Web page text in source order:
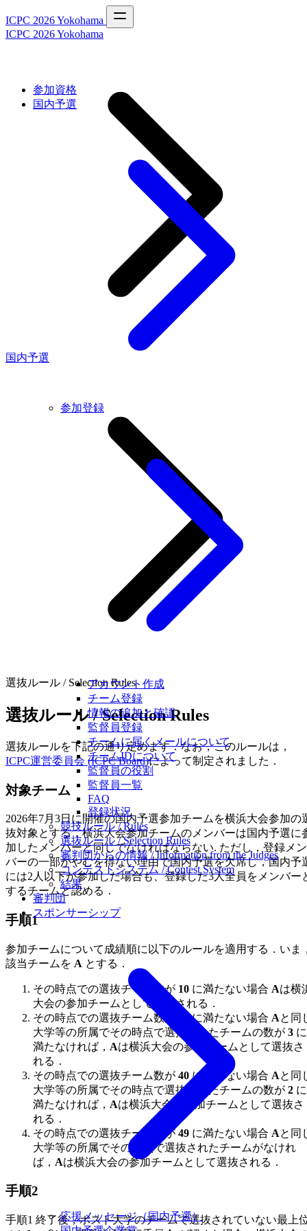
ICPC 2026 Yokohama
参加資格
国内予選
参加登録
アカウント作成
チーム登録
情報の追加と確認
監督員登録
チームに届くメールについて
チームIDについて
監督員の役割
監督員一覧
FAQ
登録状況
競技ルール / Rules
選抜ルール / Selection Rules
審判団からの情報 / Information from the Judges
コンテストシステム / Contest System
結果
審判団
スポンサーシップ
応援メッセージ（国内予選）
ICPC 2026 Yokohama
国内予選
選抜ルール / Selection Rules
選抜ルール / Selection Rules
選抜ルールを下記の通り定めます．なお，このルールは，
ICPC運営委員会 (ICPC Board)によって制定されました．
対象チーム
2026年7月3日に開催の国内予選参加チームを横浜大会参加の
抜対象とする．横浜大会参加チームのメンバーは国内予選に
加したメンバーと同じでなければならない. ただし，登録メン
バーの一部がやむを得ない理由で国内予選を欠席し，国内予
には2人以下が参加した場合も、登録した3人全員をメンバー
するチームと認める．
手順1
参加チームについて成績順に以下のルールを適用する．いま
該当チームを A とする．
その時点での選抜チーム数が 10 に満たない場合 Aは横
大会の参加チームとして選抜される．
その時点での選抜チーム数が
に満たない場合 Aと同
大学等の所属でその時点で選抜されたチームの数が 3 に
満たなければ， Aは横浜大会の参加チームとして選抜さ
れる．
その時点での選抜チーム数が 40 に満たない場合 Aと同
大学等の所属でその時点で選抜されたチームの数が 2 に
満たなければ， Aは横浜大会の参加チームとして選抜さ
れる．
その時点での選抜チーム数が 49 に満たない場合 Aと同
大学等の所属でその時点で選抜されたチームがなけれ
ば， Aは横浜大会の参加チームとして選抜される．
手順2
手順1 終了後，ホスト大学のチームで選抜されていない最上